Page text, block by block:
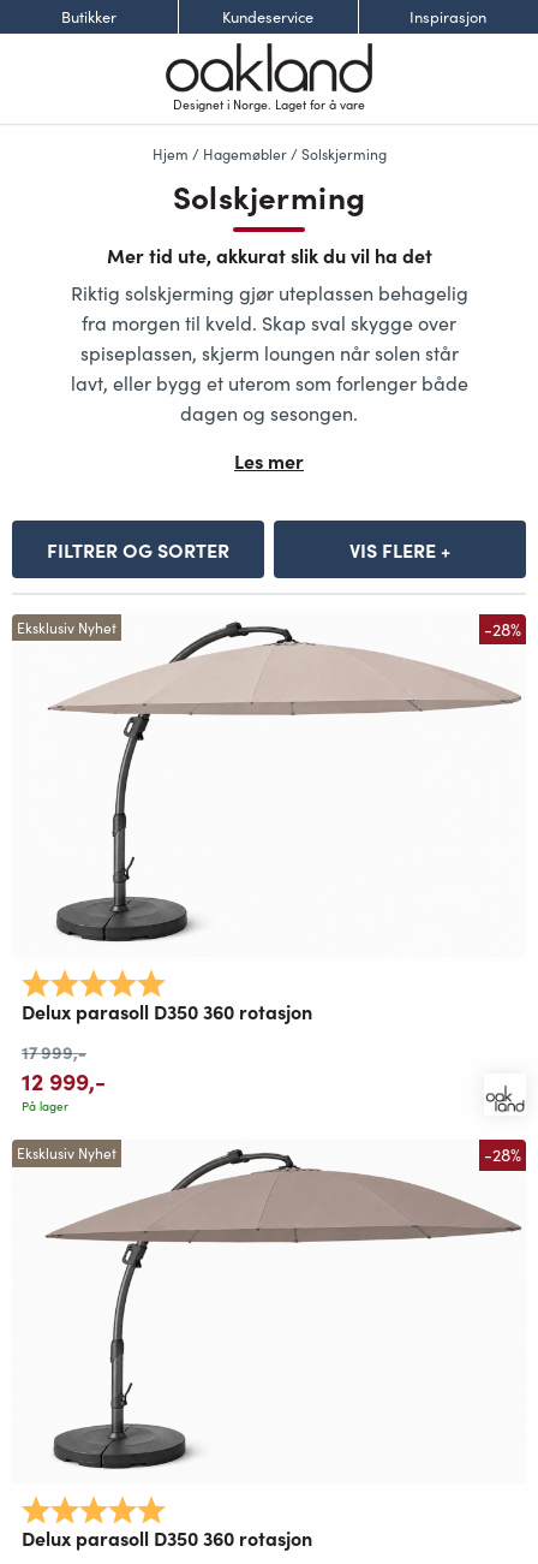
Butikker Kundeservice Inspirasjon
Designet i Norge. Laget for å vare
Hjem / Hagemøbler/ Solskjerming
Solskjerming
Mer tid ute, akkurat slik du vil ha det
Riktig solskjerming gjør uteplassen behagelig
fra morgen til kveld. Skap sval skygge over
spiseplassen, skjerm loungen når solen står
lavt, eller bygg et uterom som forlenger både
dagen og sesongen.
Les mer
FILTRER OG SORTER VIS FLERE +
Eksklusiv Nyhet -28%
Karakter:
Delux parasoll D350 360 rotasjon
17 999,-
12 999,-
På lager
Eksklusiv Nyhet -28%
Karakter:
Delux parasoll D350 360 rotasjon